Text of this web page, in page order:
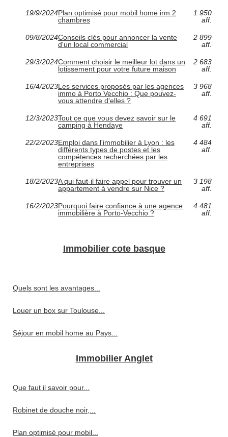
19/9/2024Plan optimisé pour mobil home irm 2
chambres
1 950
aff.
09/8/2024Conseils clés pour annoncer la vente
d'un local commercial
2 899
aff.
29/3/2024Comment choisir le meilleur lot dans un
lotissement pour votre future maison
2 683
aff.
16/4/2023Les services proposés par les agences
immo à Porto Vecchio : Que pouvez-
vous attendre d'elles ?
3 968
aff.
12/3/2023Tout ce que vous devez savoir sur le
camping à Hendaye
4 691
aff.
22/2/2023Emploi dans l'immobilier à Lyon : les
différents types de postes et les
compétences recherchées par les
entreprises
4 484
aff.
18/2/2023A qui faut-il faire appel pour trouver un
appartement à vendre sur Nice ?
3 198
aff.
16/2/2023Pourquoi faire confiance à une agence
immobilière à Porto-Vecchio ?
4 481
aff.
Immobilier cote basque
Quels sont les avantages...
Louer un box sur Toulouse...
Séjour en mobil home au Pays...
Immobilier Anglet
Que faut il savoir pour...
Robinet de douche noir,...
Plan optimisé pour mobil...